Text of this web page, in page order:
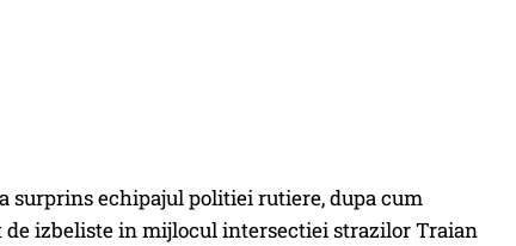
surprins echipajul politiei rutiere, dupa cum
de izbeliste in mijlocul intersectiei strazilor Traian